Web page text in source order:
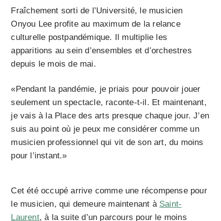
Fraîchement sorti de l’Université, le musicien
Onyou Lee profite au maximum de la relance
culturelle postpandémique. Il multiplie les
apparitions au sein d’ensembles et d’orchestres
depuis le mois de mai.
«Pendant la pandémie, je priais pour pouvoir jouer
seulement un spectacle, raconte-t-il. Et maintenant,
je vais à la Place des arts presque chaque jour. J’en
suis au point où je peux me considérer comme un
musicien professionnel qui vit de son art, du moins
pour l’instant.»
Cet été occupé arrive comme une récompense pour
le musicien, qui demeure maintenant à Saint-
Laurent, à la suite d’un parcours pour le moins